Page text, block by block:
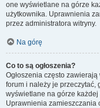
one wyświetlane na górze
użytkownika. Uprawnienia
przez administratora witryny.
Na górę
Co to są ogłoszenia?
Ogłoszenia często
forum i należy je przeczytać,
wyświetlane na górze każdej
Uprawnienia zamieszczania